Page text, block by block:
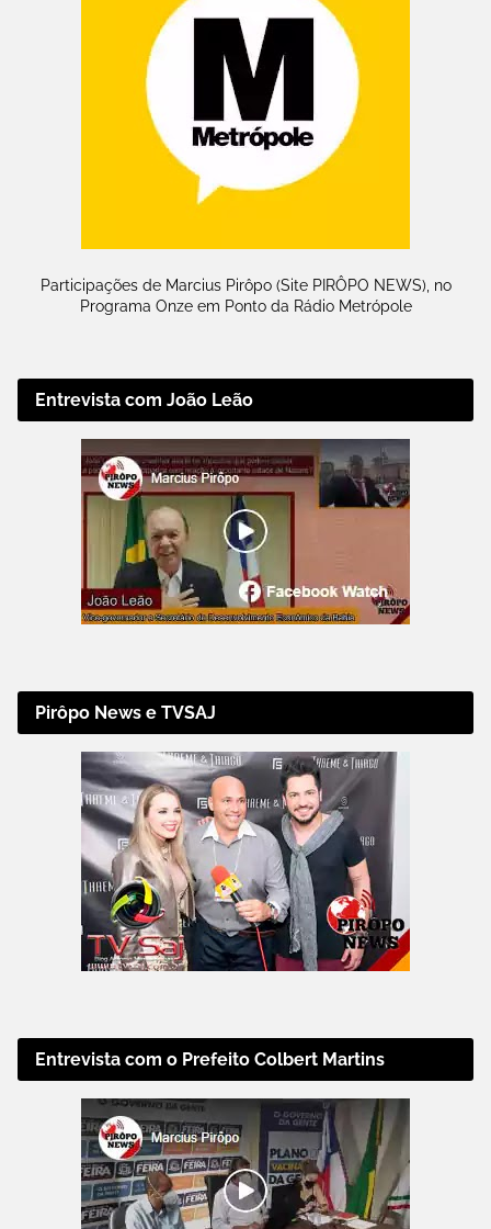
Participações de Marcius Pirôpo (Site PIRÔPO NEWS), no
Programa Onze em Ponto da Rádio Metrópole
Entrevista com João Leão
Pirôpo News e TVSAJ
Entrevista com o Prefeito Colbert Martins